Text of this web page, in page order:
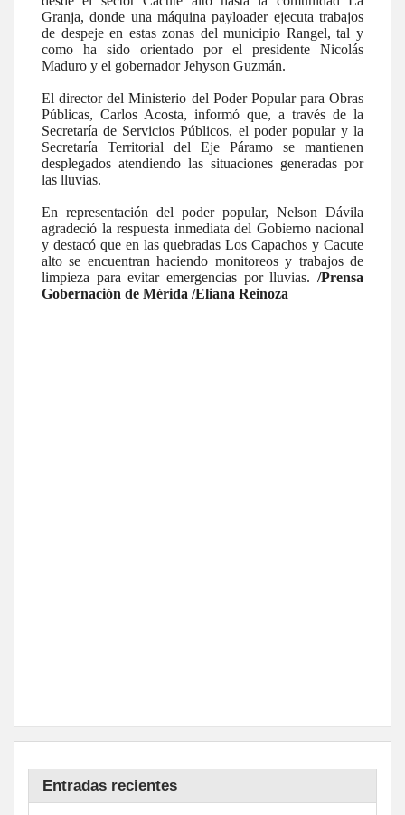
Granja, donde una máquina payloader ejecuta trabajos
de despeje en estas zonas del municipio Rangel, tal y
como ha sido orientado por el presidente Nicolás
Maduro y el gobernador Jehyson Guzmán.
El director del Ministerio del Poder Popular para Obras
Públicas, Carlos Acosta, informó que, a través de la
Secretaría de Servicios Públicos, el poder popular y la
Secretaría Territorial del Eje Páramo se mantienen
desplegados atendiendo las situaciones generadas por
las lluvias.
En representación del poder popular, Nelson Dávila
agradeció la respuesta inmediata del Gobierno nacional
y destacó que en las quebradas Los Capachos y Cacute
alto se encuentran haciendo monitoreos y trabajos de
limpieza para evitar emergencias por lluvias. /Prensa
Gobernación de Mérida /Eliana Reinoza
Entradas recientes